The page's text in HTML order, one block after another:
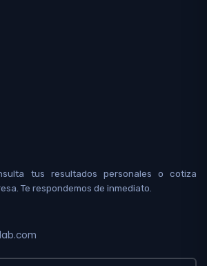
tus resultados personales o cotiza
Te respondemos de inmediato.